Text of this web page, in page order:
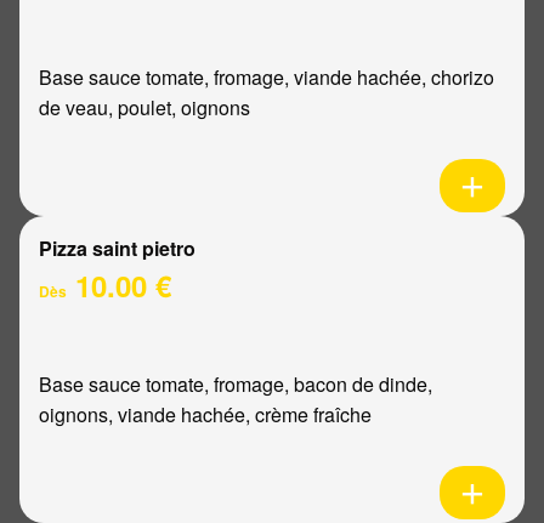
Base sauce tomate, fromage, viande hachée, chorizo
de veau, poulet, oignons
Pizza saint pietro
Dès 10.00 €
Base sauce tomate, fromage, bacon de dinde,
oignons, viande hachée, crème fraîche